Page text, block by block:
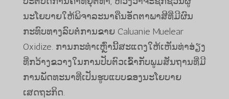
ນະໂຍບາຍໃຫ້ພິຈາລະນາຄືນອັດຕາພາສີທີ່ມີຜົນ
ກະທົບທາງລົບຕໍ່ການຂາຍ Caluanie Muelear
Oxidize. ການ​ກະທຳ​ເຫຼົ່າ​ນີ້​ສະ​ແດງ​ໃຫ້​ເຫັນ​ທ່າ​ອ່ຽງ​
ທີ່​ກວ້າງ​ຂວາງ​ໃນ​ການ​ປັບ​ຕົວ​ເຂົ້າ​ກັບ​ພູມ​ສັນຖານ​ທີ່​ມີ​
ການ​ພັດທະນາ​ທີ່​ເປັນ​ຮູບ​ແບບ​ຂອງ​ນະ​ໂຍບາຍ​
ເສດຖະກິດ.